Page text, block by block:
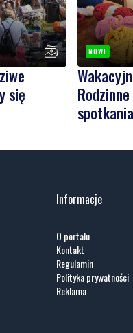
się
NOWE
spotkania
Informacje
O portalu
Kontakt
Regulamin
Polityka prywatności
Reklama